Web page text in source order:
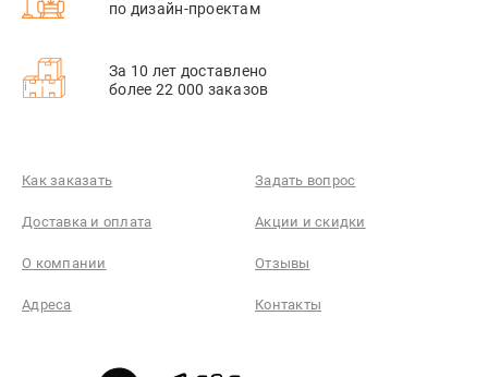
по дизайн-проектам
За 10 лет доставлено
более 22 000 заказов
Как заказать Задать вопрос
Доставка и оплата Акции и скидки
О компании Отзывы
Адреса Контакты